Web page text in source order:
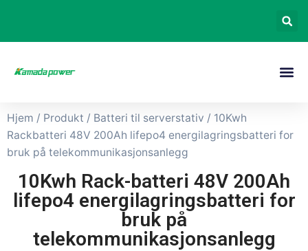
Hjem / Produkt / Batteri til serverstativ / 10Kwh
Rackbatteri 48V 200Ah lifepo4 energilagringsbatteri for
bruk på telekommunikasjonsanlegg
10Kwh Rack-batteri 48V 200Ah
lifepo4 energilagringsbatteri for
bruk på
telekommunikasjonsanlegg